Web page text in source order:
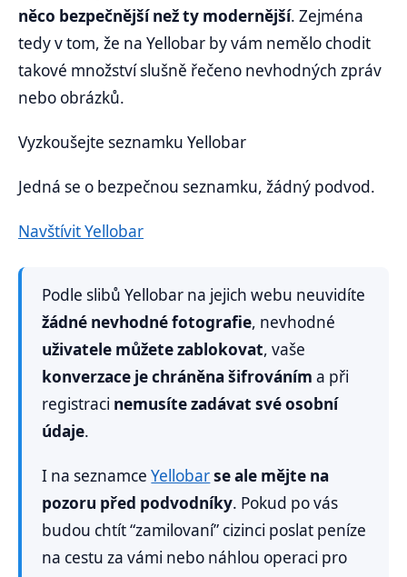
něco bezpečnější než ty modernější. Zejména
tedy v tom, že na Yellobar by vám nemělo chodit
takové množství slušně řečeno nevhodných zpráv
nebo obrázků.
Vyzkoušejte seznamku Yellobar
Jedná se o bezpečnou seznamku, žádný podvod.
Navštívit Yellobar
Podle slibů Yellobar na jejich webu neuvidíte
žádné nevhodné fotografie, nevhodné
uživatele můžete zablokovat, vaše
konverzace je chráněna šifrováním a při
registraci nemusíte zadávat své osobní
údaje.
I na seznamceYellobarse ale mějte na
pozoru před podvodníky. Pokud po vás
budou chtít “zamilovaní” cizinci poslat peníze
na cestu za vámi nebo náhlou operaci pro